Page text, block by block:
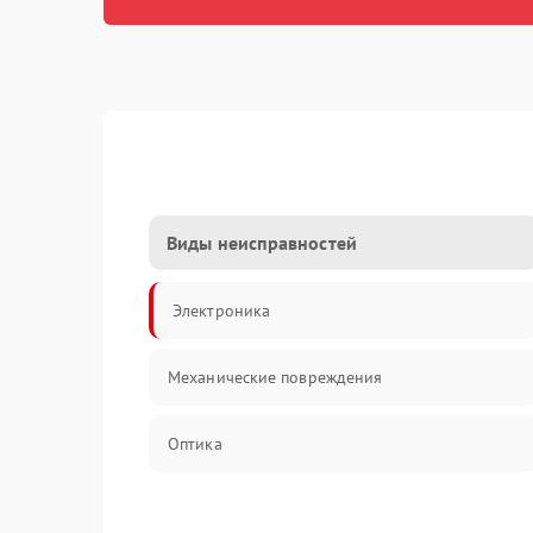
Виды неисправностей
Электроника
Механические повреждения
Оптика